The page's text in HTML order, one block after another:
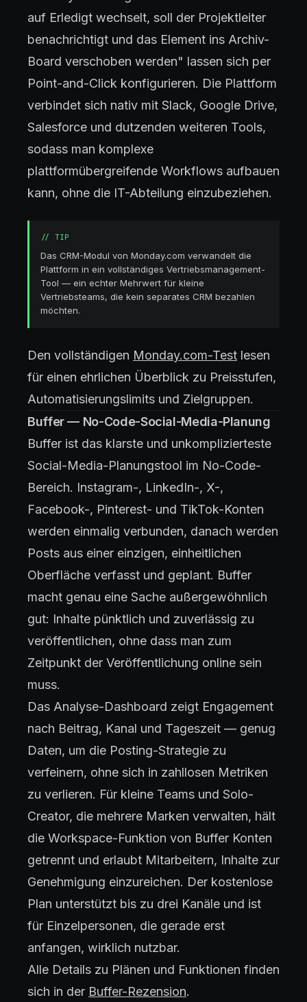
auf Erledigt wechselt, soll der Projektleiter
benachrichtigt und das Element ins Archiv-
Board verschoben werden" lassen sich per
Point-and-Click konfigurieren. Die Plattform
verbindet sich nativ mit Slack, Google Drive,
Salesforce und dutzenden weiteren Tools,
sodass man komplexe
plattformübergreifende Workflows aufbauen
kann, ohne die IT-Abteilung einzubeziehen.
// TIP
Das CRM-Modul von Monday.com verwandelt die
Plattform in ein vollständiges Vertriebsmanagement-
Tool — ein echter Mehrwert für kleine
Vertriebsteams, die kein separates CRM bezahlen
möchten.
Den vollständigen Monday.com-Test lesen
für einen ehrlichen Überblick zu Preisstufen,
Automatisierungslimits und Zielgruppen.
Buffer — No-Code-Social-Media-Planung
Buffer ist das klarste und unkomplizierteste
Social-Media-Planungstool im No-Code-
Bereich. Instagram-, LinkedIn-, X-,
Facebook-, Pinterest- und TikTok-Konten
werden einmalig verbunden, danach werden
Posts aus einer einzigen, einheitlichen
Oberfläche verfasst und geplant. Buffer
macht genau eine Sache außergewöhnlich
gut: Inhalte pünktlich und zuverlässig zu
veröffentlichen, ohne dass man zum
Zeitpunkt der Veröffentlichung online sein
muss.
Das Analyse-Dashboard zeigt Engagement
nach Beitrag, Kanal und Tageszeit — genug
Daten, um die Posting-Strategie zu
verfeinern, ohne sich in zahllosen Metriken
zu verlieren. Für kleine Teams und Solo-
Creator, die mehrere Marken verwalten, hält
die Workspace-Funktion von Buffer Konten
getrennt und erlaubt Mitarbeitern, Inhalte zur
Genehmigung einzureichen. Der kostenlose
Plan unterstützt bis zu drei Kanäle und ist
für Einzelpersonen, die gerade erst
anfangen, wirklich nutzbar.
Alle Details zu Plänen und Funktionen finden
sich in der Buffer-Rezension.